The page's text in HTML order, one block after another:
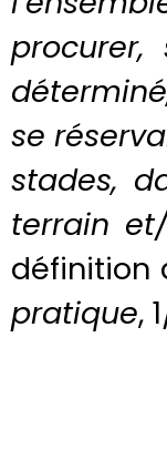
se
stades,
terrain
définition
pratique,